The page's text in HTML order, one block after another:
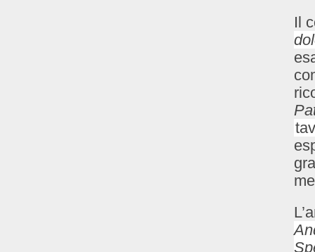
Il